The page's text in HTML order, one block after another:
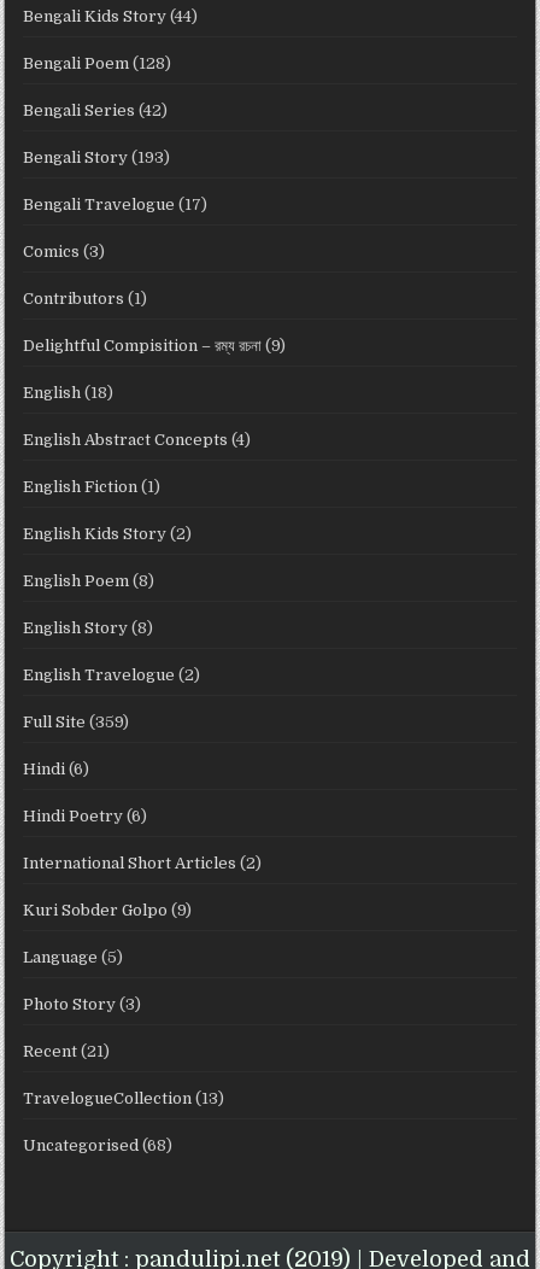
Bengali Kids Story (44)
Bengali Poem (128)
Bengali Series (42)
Bengali Story (193)
Bengali Travelogue (17)
Comics (3)
Contributors (1)
Delightful Compisition – রম্য রচনা (9)
English (18)
English Abstract Concepts (4)
English Fiction (1)
English Kids Story (2)
English Poem (8)
English Story (8)
English Travelogue (2)
Full Site (359)
Hindi (6)
Hindi Poetry (6)
International Short Articles (2)
Kuri Sobder Golpo (9)
Language (5)
Photo Story (3)
Recent (21)
TravelogueCollection (13)
Uncategorised (68)
Copyright : pandulipi.net (2019) | Developed and